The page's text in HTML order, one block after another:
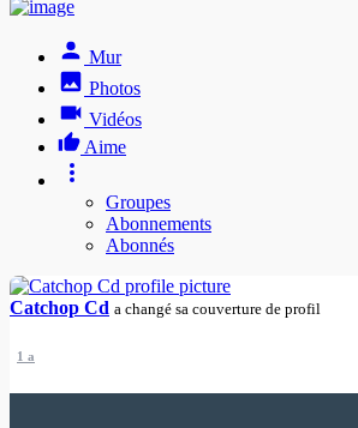
Mur
Photos
Vidéos
Aime
Groupes
Abonnements
Abonnés
Catchop Cd a changé sa couverture de profil
1 a